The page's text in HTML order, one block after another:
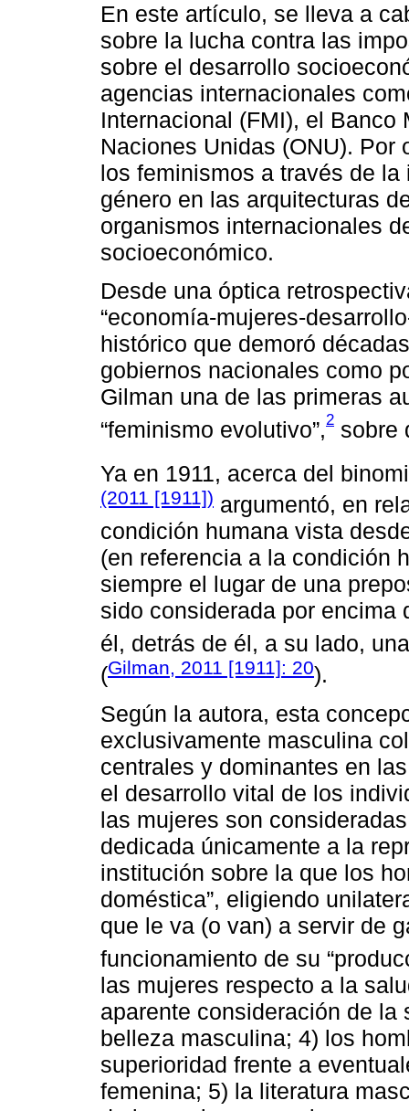
En este artículo, se lleva a
sobre la lucha contra las
sobre el desarrollo
agencias internacionales
Internacional (FMI), el
Naciones Unidas (ONU). Por
los feminismos a través de
género en las arquitecturas
organismos internacionales
socioeconómico.
Desde una óptica
“economía-mujeres-
histórico que demoró
gobiernos nacionales como
Gilman una de las primeras
“feminismo evolutivo”,2 sobre
Ya en 1911, acerca del
(2011 [1911]) argumentó, en
condición humana vista
(en referencia a la condición
siempre el lugar de una
sido considerada por encima
él, detrás de él, a su lado,
(Gilman, 2011 [1911]: 20).
Según la autora, esta
exclusivamente masculina
centrales y dominantes en
el desarrollo vital de los
las mujeres son
dedicada únicamente a la
institución sobre la que los
doméstica”, eligiendo
que le va (o van) a servir de
funcionamiento de su
las mujeres respecto a la
aparente consideración de
belleza masculina; 4) los
superioridad frente a
femenina; 5) la literatura